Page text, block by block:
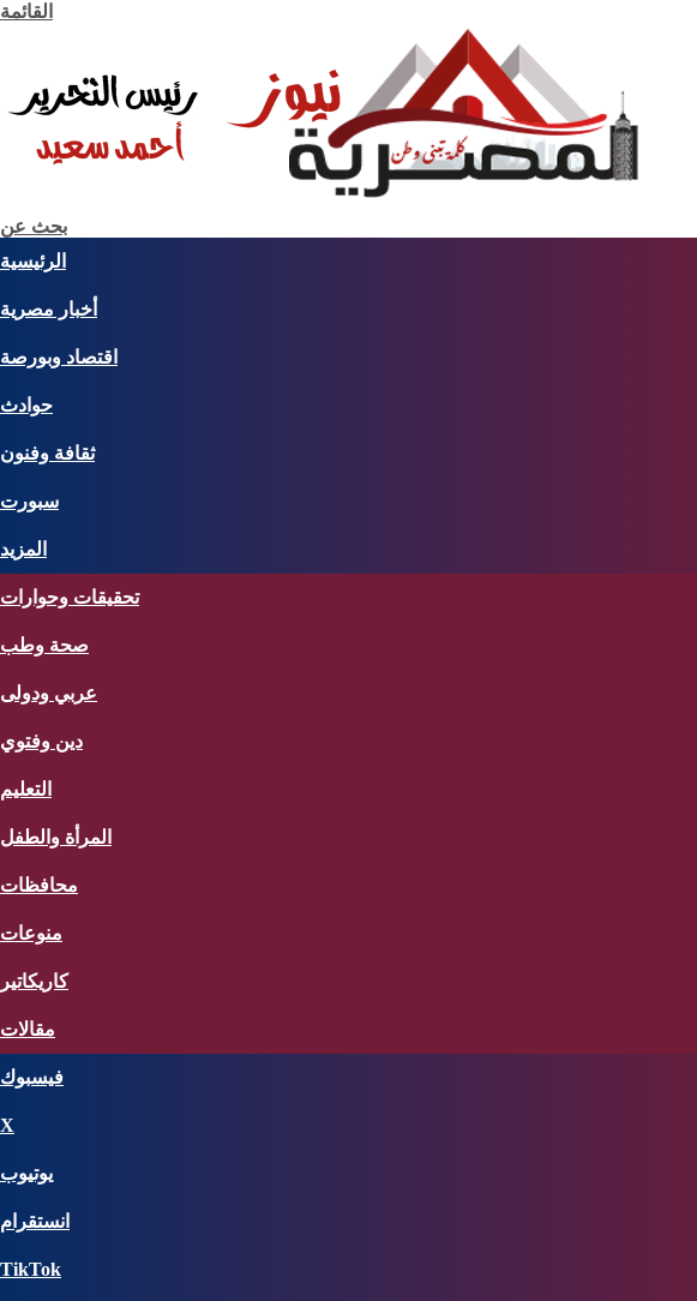
القائمة
بحث عن
الرئيسية
أخبار مصرية
اقتصاد وبورصة
حوادث
ثقافة وفنون
سبورت
المزيد
تحقيقات وحوارات
صحة وطب
عربي ودولى
دين وفتوي
التعليم
المرأة والطفل
محافظات
منوعات
كاريكاتير
مقالات
فيسبوك
X
يوتيوب
انستقرام
‫TikTok